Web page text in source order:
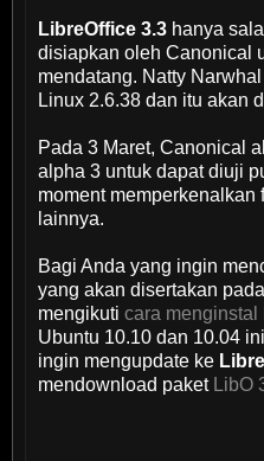
LibreOffice 3.3 hanya
disiapkan oleh Canonical
mendatang. Natty
Linux 2.6.38 dan itu akan
Pada 3 Maret, Canonical
alpha 3 untuk dapat diuji
moment memperkenalkan
lainnya.
Bagi Anda yang ingin
yang akan disertakan
mengikuticara menginstal
Ubuntu 10.10 dan 10.04
ingin mengupdate ke
mendownload paket LibO